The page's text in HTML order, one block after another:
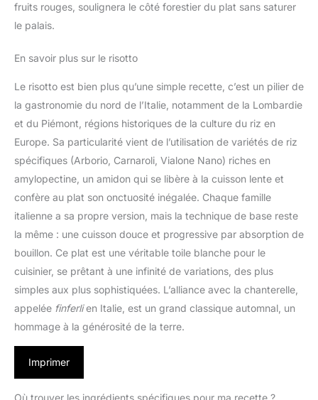
fruits rouges, soulignera le côté forestier du plat sans saturer
le palais.
En savoir plus sur le risotto
Le risotto est bien plus qu’une simple recette, c’est un pilier de
la gastronomie du nord de l’Italie, notamment de la Lombardie
et du Piémont, régions historiques de la culture du riz en
Europe. Sa particularité vient de l’utilisation de variétés de riz
spécifiques (Arborio, Carnaroli, Vialone Nano) riches en
amylopectine, un amidon qui se libère à la cuisson lente et
confère au plat son onctuosité inégalée. Chaque famille
italienne a sa propre version, mais la technique de base reste
la même : une cuisson douce et progressive par absorption de
bouillon. Ce plat est une véritable toile blanche pour le
cuisinier, se prêtant à une infinité de variations, des plus
simples aux plus sophistiquées. L’alliance avec la chanterelle,
appelée finferlien Italie, est un grand classique automnal, un
hommage à la générosité de la terre.
Imprimer